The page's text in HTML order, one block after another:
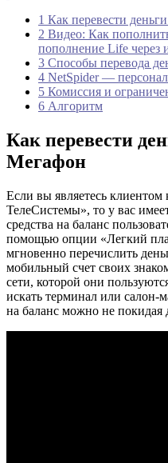
1 Как перевести
2 Видео: Как
пополнение Life через
3 Способы перевода
4 NetSpider —
5 Комиссия и
6 Алгоритм
Как перевести
Мегафон
Если вы являетесь
ТелеСистемы», то у вас
средства на баланс
помощью опции «Легкий
мгновенно перечислить
мобильный счет своих
сети, которой они
искать терминал или салон-
на баланс можно не покидая